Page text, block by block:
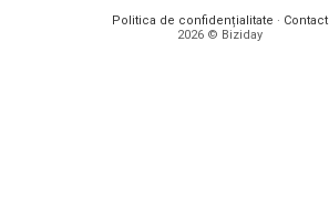
Politica de confidențialitate · Contact
2026 © Biziday